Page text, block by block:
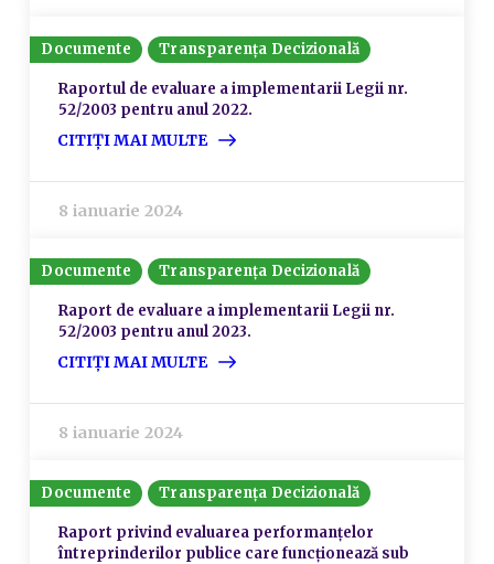
Documente Transparența Decizională
Raportul de evaluare a implementarii Legii nr.
52/2003 pentru anul 2022.
CITIȚI MAI MULTE
8 ianuarie 2024
Documente Transparența Decizională
Raport de evaluare a implementarii Legii nr.
52/2003 pentru anul 2023.
CITIȚI MAI MULTE
8 ianuarie 2024
Documente Transparența Decizională
Raport privind evaluarea performanțelor
întreprinderilor publice care funcționează sub